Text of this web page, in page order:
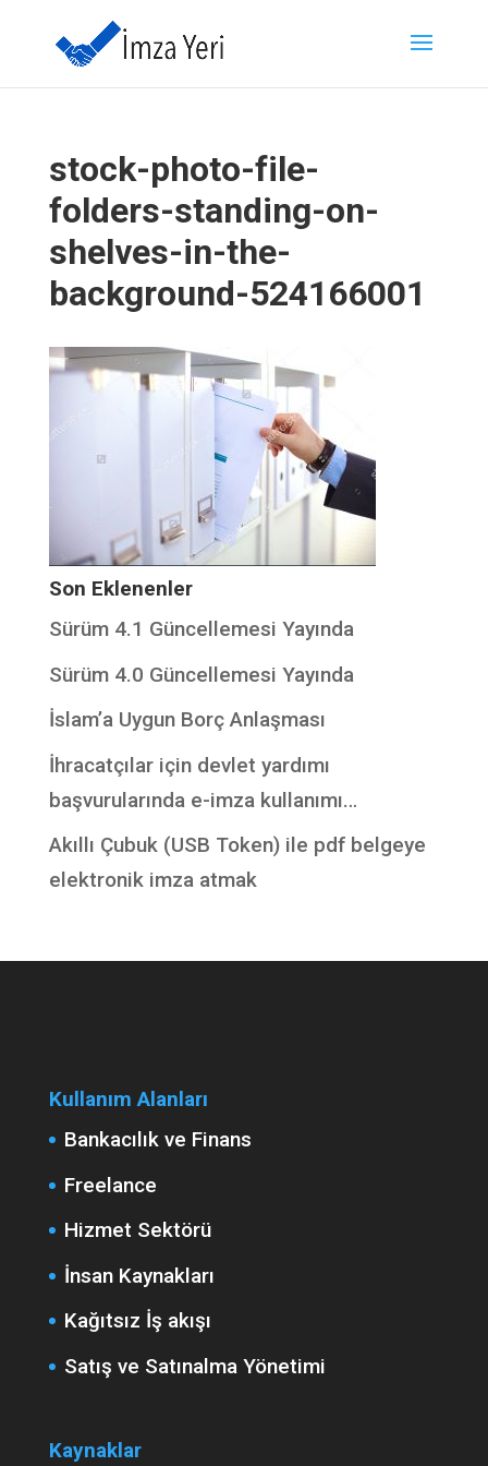
stock-photo-file-
folders-standing-on-
shelves-in-the-
background-524166001
Son Eklenenler
Sürüm 4.1 Güncellemesi Yayında
Sürüm 4.0 Güncellemesi Yayında
İslam’a Uygun Borç Anlaşması
İhracatçılar için devlet yardımı
başvurularında e-imza kullanımı…
Akıllı Çubuk (USB Token) ile pdf belgeye
elektronik imza atmak
Kullanım Alanları
Bankacılık ve Finans
Freelance
Hizmet Sektörü
İnsan Kaynakları
Kağıtsız İş akışı
Satış ve Satınalma Yönetimi
Kaynaklar